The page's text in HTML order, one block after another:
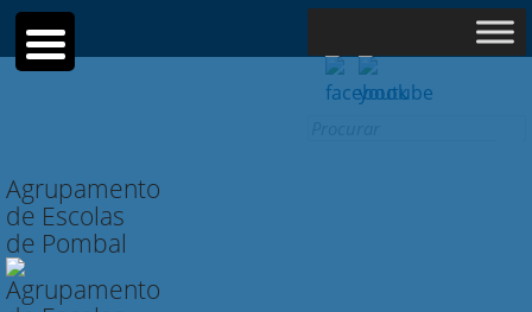
Agrupamento
de Escolas
de Pombal